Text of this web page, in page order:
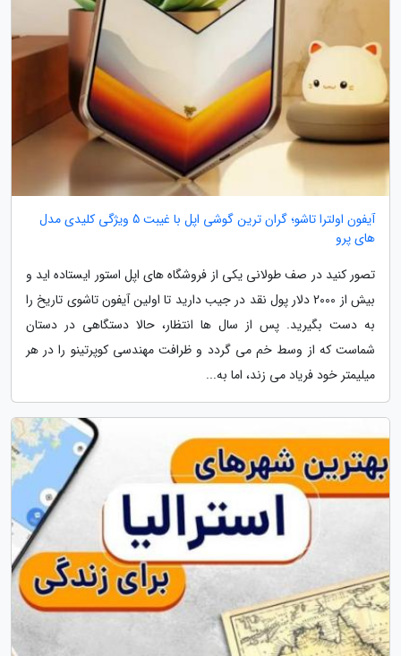
آیفون اولترا تاشو؛ گران ترین گوشی اپل با غیبت 5 ویژگی کلیدی مدل
های پرو
تصور کنید در صف طولانی یکی از فروشگاه های اپل استور ایستاده اید و
بیش از 2000 دلار پول نقد در جیب دارید تا اولین آیفون تاشوی تاریخ را
به دست بگیرید. پس از سال ها انتظار، حالا دستگاهی در دستان
شماست که از وسط خم می گردد و ظرافت مهندسی کوپرتینو را در هر
میلیمتر خود فریاد می زند، اما به...